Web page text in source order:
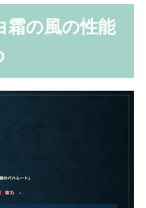
霜の風の性能